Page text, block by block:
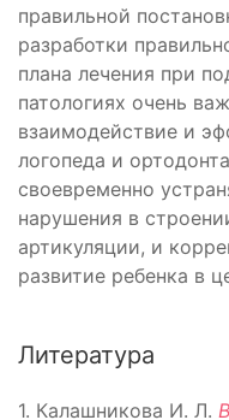
правильной
разработки
плана лечения при
патологиях очень
взаимодействие и
логопеда и
своевременно
нарушения в
артикуляции, и
развитие ребенка в
Литература
1. Калашникова И. Л.